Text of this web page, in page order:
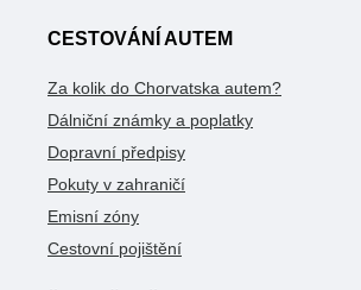
CESTOVÁNÍ AUTEM
Za kolik do Chorvatska autem?
Dálniční známky a poplatky
Dopravní předpisy
Pokuty v zahraničí
Emisní zóny
Cestovní pojištění